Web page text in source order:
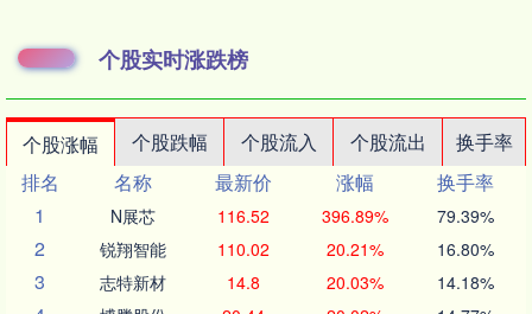
个股实时涨跌榜
个股涨幅 个股跌幅 个股流入 个股流出
换手率
排名
名称 最新价 涨幅
换手率
1
N展芯 116.52 396.89% 79.39%
2 锐翔智能 110.02 20.21% 16.80%
3 志特新材 14.8 20.03% 14.18%